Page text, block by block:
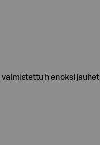
hienoksi